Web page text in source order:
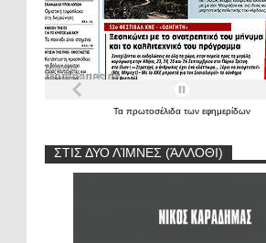
Τα πρωτοσέλιδα των εφημερίδων
ΣΤΙΣ ΔΥΟ ΛΊΜΝΕΣ (ΆΛΛΟΘΙ)